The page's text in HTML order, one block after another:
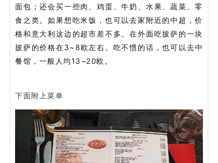
面包；还会买一些肉、鸡蛋、牛奶、水果、蔬菜、零
食之类。如果想吃米饭，也可以去家附近的中超，价
格和意大利这边的超市差不多。在外面吃披萨的一块
披萨的价格在3~8欧左右。吃不惯的话，也可以去中
餐馆，一般人均13~20欧。
下面附上菜单